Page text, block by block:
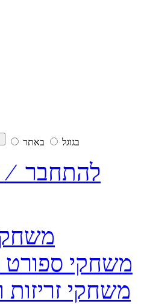
בגוגל באתר
להתחבר ⁄
משחקי ספורט
משחקי זריזות